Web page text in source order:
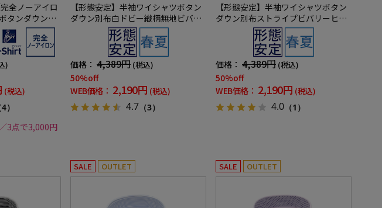
全ノーアイロ
タンダウンス
i-shirtワイシャ
)
(税込)
4）
3点で3,000円
【形態安定】半袖ワイシャツボタン
ダウン別布白ドビー織柄無地ビバリ
ーヒルズポロクラブ春夏
価格： 4,389円 (税込)
50%off
WEB価格： 2,190円 (税込)
4.7 （3）
【形態安定】半袖ワイシャツボタン
ダウン別布ストライプビバリーヒル
ズポロクラブ春夏
価格： 4,389円 (税込)
50%off
WEB価格： 2,190円 (税込)
4.0 （1）
SALE OUTLET SALE OUTLET